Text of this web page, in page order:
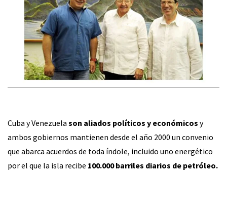
Cuba y Venezuela son aliados políticos y económicos y
ambos gobiernos mantienen desde el año 2000 un convenio
que abarca acuerdos de toda índole, incluido uno energético
por el que la isla recibe 100.000 barriles diarios de petróleo.